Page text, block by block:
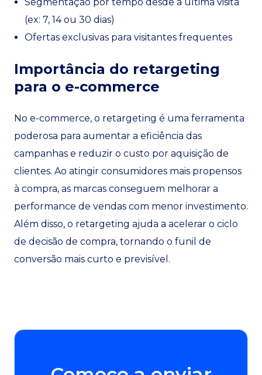
(ex: 7, 14 ou 30 dias)
Ofertas exclusivas para visitantes frequentes
Importância do retargeting
para o e-commerce
No e-commerce, o retargeting é uma ferramenta
poderosa para aumentar a eficiência das
campanhas e reduzir o custo por aquisição de
clientes. Ao atingir consumidores mais propensos
à compra, as marcas conseguem melhorar a
performance de vendas com menor investimento.
Além disso, o retargeting ajuda a acelerar o ciclo
de decisão de compra, tornando o funil de
conversão mais curto e previsível.